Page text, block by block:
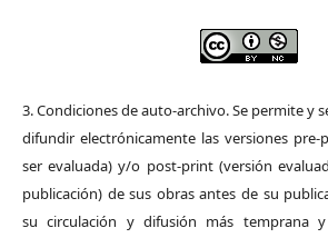
3. Condiciones de auto-archivo. Se permite y
difundir electrónicamente las versiones
ser evaluada) y/o post-print (versión
publicación) de sus obras antes de su
su circulación y difusión más temprana